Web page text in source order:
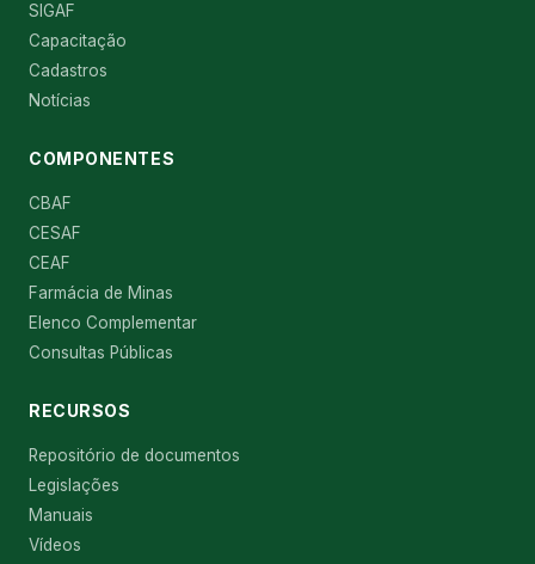
SIGAF
Capacitação
Cadastros
Notícias
COMPONENTES
CBAF
CESAF
CEAF
Farmácia de Minas
Elenco Complementar
Consultas Públicas
RECURSOS
Repositório de documentos
Legislações
Manuais
Vídeos